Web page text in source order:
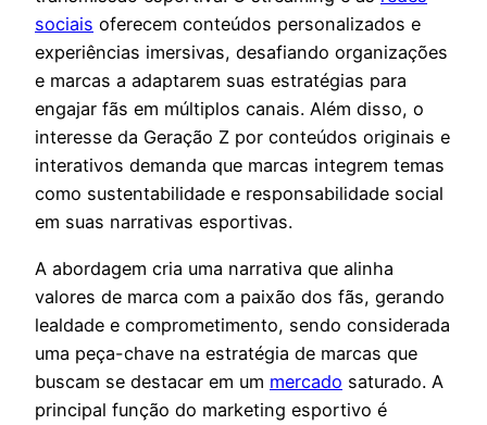
sociais oferecem conteúdos personalizados e
experiências imersivas, desafiando organizações
e marcas a adaptarem suas estratégias para
engajar fãs em múltiplos canais. Além disso, o
interesse da Geração Z por conteúdos originais e
interativos demanda que marcas integrem temas
como sustentabilidade e responsabilidade social
em suas narrativas esportivas.
A abordagem cria uma narrativa que alinha
valores de marca com a paixão dos fãs, gerando
lealdade e comprometimento, sendo considerada
uma peça-chave na estratégia de marcas que
buscam se destacar em um mercado saturado. A
principal função do marketing esportivo é